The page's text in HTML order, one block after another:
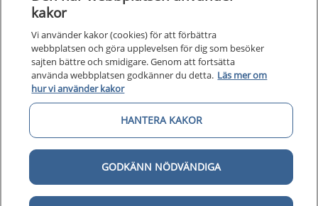
Om 1177 för vårdpersonal
kakor
Vi använder kakor (cookies) för att förbättra
webbplatsen och göra upplevelsen för dig som besöker
sajten bättre och smidigare. Genom att fortsätta
använda webbplatsen godkänner du detta. Läs mer om
hur vi använder kakor
HANTERA KAKOR
GODKÄNN NÖDVÄNDIGA